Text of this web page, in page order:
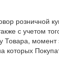
розничной
с учетом
Товара,